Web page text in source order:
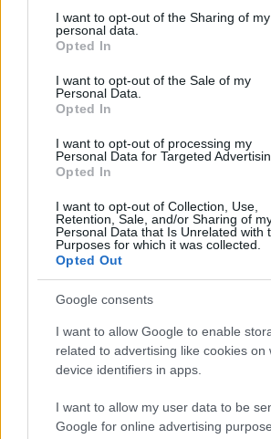
not limited to your visit or usage
grant or deny consent to Google and its
use your data for below specified
consent section.
I want to opt-out of the Sharing of my
personal data.
Opted In
I want to opt-out of the Sale of my
Personal Data.
Opted In
I want to opt-out of processing my
Personal Data for Targeted
Opted In
I want to opt-out of Collection, Use,
Retention, Sale, and/or Sharing of
Personal Data that Is Unrelated with
Purposes for which it was collected.
Opted Out
Google consents
I want to allow Google to enable
related to advertising like cookies on
device identifiers in apps.
I want to allow my user data to be
Google for online advertising
Paolo Pinna
Martina Agostina Diturco
I nostri cari
I nostri cari
I nostri cari
Giovannimaria Cabras